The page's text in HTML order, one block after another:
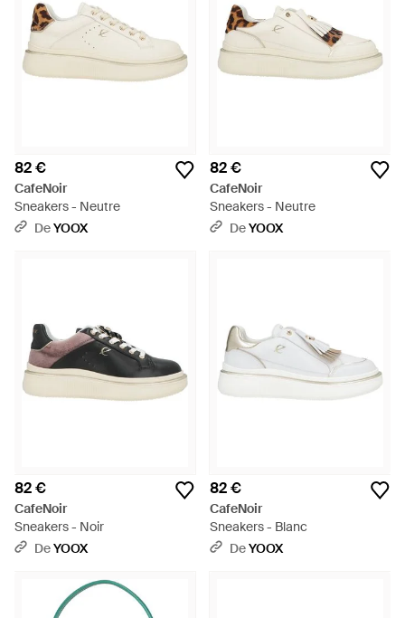
82 €
CafeNoir
Sneakers - Neutre
DeYOOX
82 €
CafeNoir
Sneakers - Neutre
DeYOOX
82 €
CafeNoir
Sneakers - Noir
DeYOOX
82 €
CafeNoir
Sneakers - Blanc
DeYOOX